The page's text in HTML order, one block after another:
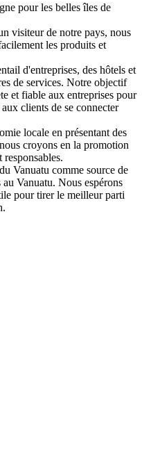
pour les belles îles de
visiteur de notre pays, nous
les produits et
d'entreprises, des hôtels et
de services. Notre objectif
et fiable aux entreprises pour
clients de se connecter
locale en présentant des
croyons en la promotion
responsables.
Vanuatu comme source de
Vanuatu. Nous espérons
pour tirer le meilleur parti